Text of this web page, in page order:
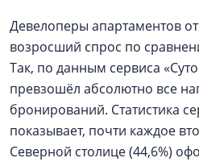
Девелоперы апартаментов
возросший спрос по
Так, по данным сервиса
превзошёл абсолютно все
бронирований. Статистика
показывает, почти каждое
Северной столице (44,6%)